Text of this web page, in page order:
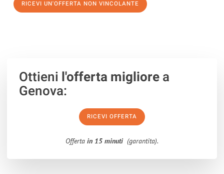
RICEVI UN'OFFERTA NON VINCOLANTE
Ottieni l'offerta migliorea
Genova:
RICEVI OFFERTA
Offerta in 15 minuti (garantita).